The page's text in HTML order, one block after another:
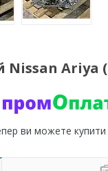
Ariya
ви можете